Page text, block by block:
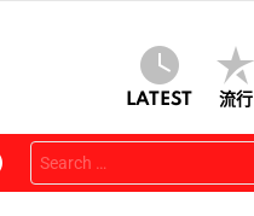
LATEST 流行
SKIN
Search
for: